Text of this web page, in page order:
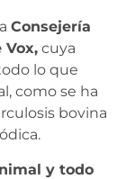
Consejería
Vox, cuya
lo que
como se ha
bovina
y todo